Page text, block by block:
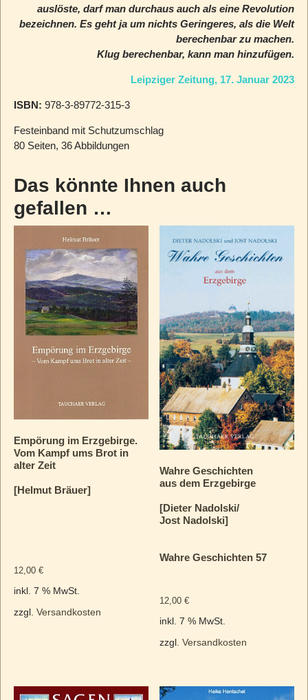
auslöste, darf man durchaus auch als eine Revolution
bezeichnen. Es geht ja um nichts Geringeres, als die Welt
berechenbar zu machen.
Klug berechenbar, kann man hinzufügen.
Leipziger Zeitung, 17. Januar 2023
ISBN: 978-3-89772-315-3
Festeinband mit Schutzumschlag
80 Seiten, 36 Abbildungen
Das könnte Ihnen auch
gefallen …
Empörung im Erzgebirge.
Vom Kampf ums Brot in
alter Zeit
[Helmut Bräuer]
12,00 €
inkl. 7 % MwSt.
zzgl. Versandkosten
Wahre Geschichten
aus dem Erzgebirge
[Dieter Nadolski/
Jost Nadolski]
Wahre Geschichten 57
12,00€
inkl. 7 % MwSt.
zzgl.Versandkosten